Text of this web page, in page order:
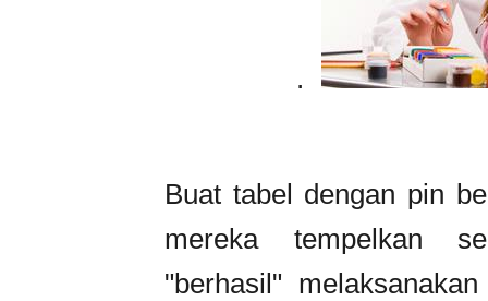
.
Buat tabel dengan pin
mereka tempelkan
"berhasil"